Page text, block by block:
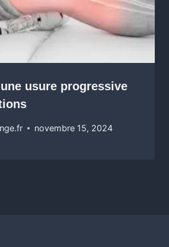
usure progressive
novembre 15, 2024